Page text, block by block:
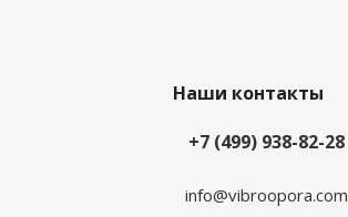
Наши контакты
+7 (499) 938-82-28
info@vibroopora.com